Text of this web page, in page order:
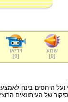
שמע
[
0
]
וידיאו
[
0
]
ועל היחסים בינה
של העיתונאים